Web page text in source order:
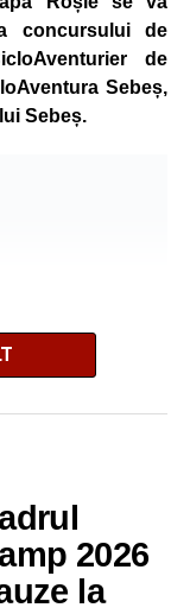
concursului de
de
Sebeș,
Sebeș.
competiția se
ocazia de a
Evenimentul este
cuprinse între
2026
la